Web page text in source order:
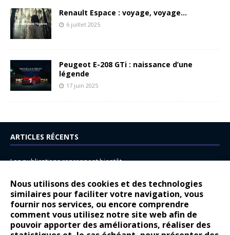
Nous utilisons des cookies et des technologies
similaires pour faciliter votre navigation, vous
fournir nos services, ou encore comprendre
comment vous utilisez notre site web afin de
pouvoir apporter des améliorations, réaliser des
Renault Espace : voyage, voyage…
6 juillet 2025
Peugeot E-208 GTi : naissance d’une
légende
17 juin 2025
ARTICLES RÉCENTS
Les publications reprennent bientôt…
14 juillet : nouveau film de marque pour Citroën
Renault Espace : voyage, voyage…
Peugeot E-208 GTi : naissance d’une légende